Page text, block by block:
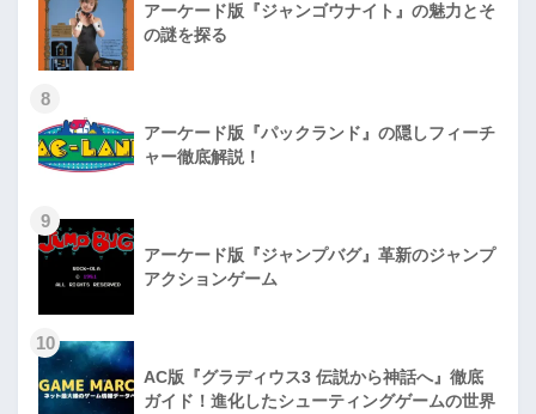
アーケード版『ジャンゴウナイト』の魅力とそ
の謎を探る
8
アーケード版『パックランド』の隠しフィーチ
ャー徹底解説！
9
アーケード版『ジャンプバグ』革新のジャンプ
アクションゲーム
10
AC版『グラディウス3 伝説から神話へ』徹底
ガイド！進化したシューティングゲームの世界